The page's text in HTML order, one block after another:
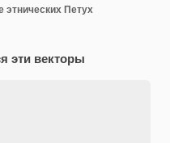
этнических Петух
эти векторы